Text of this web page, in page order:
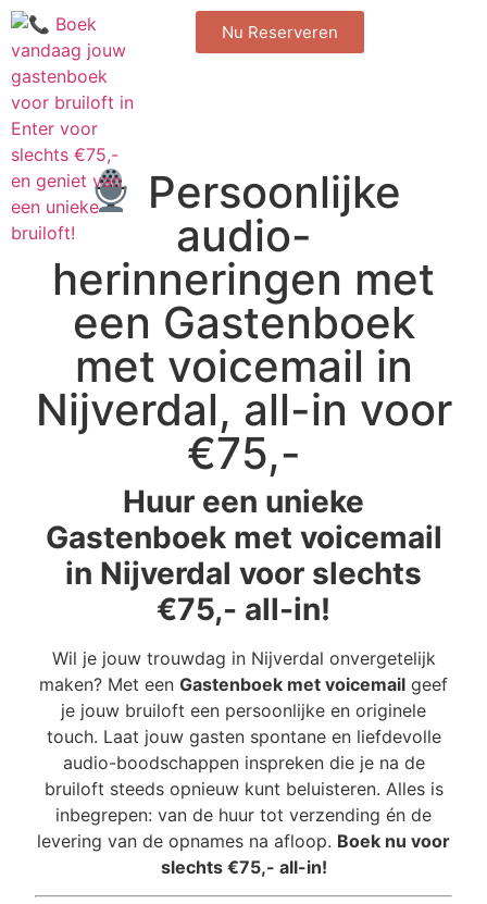
Nu Reserveren
Persoonlijke
audio-
herinneringen met
een Gastenboek
met voicemail in
Nijverdal, all-in voor
€75,-
Huur een unieke
Gastenboek met voicemail
in Nijverdal voor slechts
€75,- all-in!
Wil je jouw trouwdag in Nijverdal onvergetelijk
maken? Met een Gastenboek met voicemail geef
je jouw bruiloft een persoonlijke en originele
touch. Laat jouw gasten spontane en liefdevolle
audio-boodschappen inspreken die je na de
bruiloft steeds opnieuw kunt beluisteren. Alles is
inbegrepen: van de huur tot verzending én de
levering van de opnames na afloop. Boek nu voor
slechts €75,- all-in!